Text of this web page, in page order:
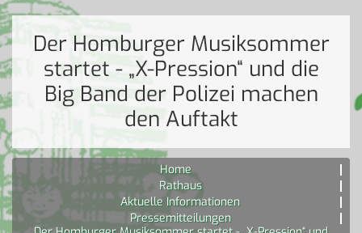
Der Homburger Musiksommer
startet - „X-Pression“ und die
Big Band der Polizei machen
den Auftakt
Home
Rathaus
Aktuelle Informationen
Pressemitteilungen